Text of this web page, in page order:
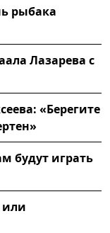
рыбака
Лазарева с
«Берегите
будут играть